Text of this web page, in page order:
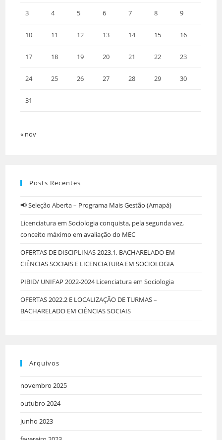
3 4 5 6 7 8 9
10 11 12 13 14 15 16
17 18 19 20 21 22 23
24 25 26 27 28 29 30
31
« nov
Posts Recentes
📢 Seleção Aberta – Programa Mais Gestão (Amapá)
Licenciatura em Sociologia conquista, pela segunda vez,
conceito máximo em avaliação do MEC
OFERTAS DE DISCIPLINAS 2023.1, BACHARELADO EM
CIÊNCIAS SOCIAIS E LICENCIATURA EM SOCIOLOGIA
PIBID/ UNIFAP 2022-2024 Licenciatura em Sociologia
OFERTAS 2022.2 E LOCALIZAÇÃO DE TURMAS –
BACHARELADO EM CIÊNCIAS SOCIAIS
Arquivos
novembro 2025
outubro 2024
junho 2023